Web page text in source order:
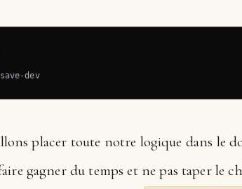
dev
placer toute notre logique dans le
gagner du temps et ne pas taper le